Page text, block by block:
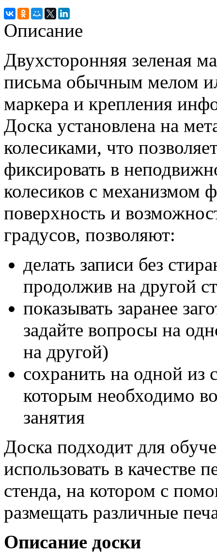
Описание
Двухсторонняя зеленая
письма обычным мелом
маркера и крепления
Доска установлена на
колесиками, что
фиксировать в
колесиков с механизмом
поверхность и
градусов, позволяют:
делать записи без
продолжив на другой
показывать заранее
задайте вопросы на
на другой)
сохранить на одной из
которым необходимо
занятия
Доска подходит для
использовать в
стенда, на котором с
размещать различные
Описание доски